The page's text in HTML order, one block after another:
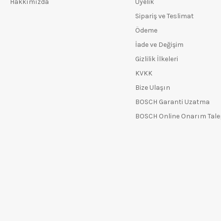
Sipariş ve Teslimat
Ödeme
İade ve Değişim
Gizlilik İlkeleri
KVKK
Bize Ulaşın
BOSCH Garanti Uzatma
BOSCH Online Onarım